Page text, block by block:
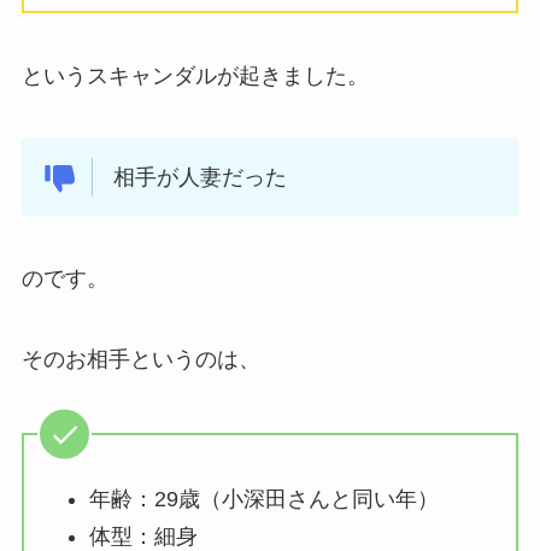
というスキャンダルが起きました。
相手が人妻だった
のです。
そのお相手というのは、
年齢：29歳（小深田さんと同い年）
体型：細身